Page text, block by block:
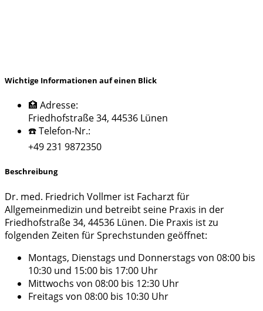
Wichtige Informationen auf einen Blick
🏥 Adresse:
Friedhofstraße 34, 44536 Lünen
☎️ Telefon-Nr.:
+49 231 9872350
Beschreibung
Dr. med. Friedrich Vollmer ist Facharzt für
Allgemeinmedizin und betreibt seine Praxis in der
Friedhofstraße 34, 44536 Lünen. Die Praxis ist zu
folgenden Zeiten für Sprechstunden geöffnet:
Montags, Dienstags und Donnerstags von 08:00 bis
10:30 und 15:00 bis 17:00 Uhr
Mittwochs von 08:00 bis 12:30 Uhr
Freitags von 08:00 bis 10:30 Uhr